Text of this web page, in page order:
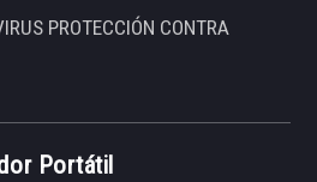
PROTECCIÓN CONTRA
Portátil